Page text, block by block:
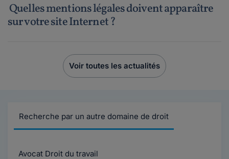
Quelles mentions légales doivent apparaître
sur votre site Internet ?
Voir toutes les actualités
Recherche par un autre domaine de droit
Avocat Droit du travail